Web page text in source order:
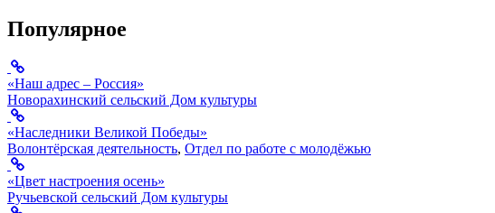
Популярное
«Наш адрес – Россия»
Новорахинский сельский Дом культуры
«Наследники Великой Победы»
Волонтёрская деятельность, Отдел по работе с молодёжью
«Цвет настроения осень»
Ручьевской сельский Дом культуры